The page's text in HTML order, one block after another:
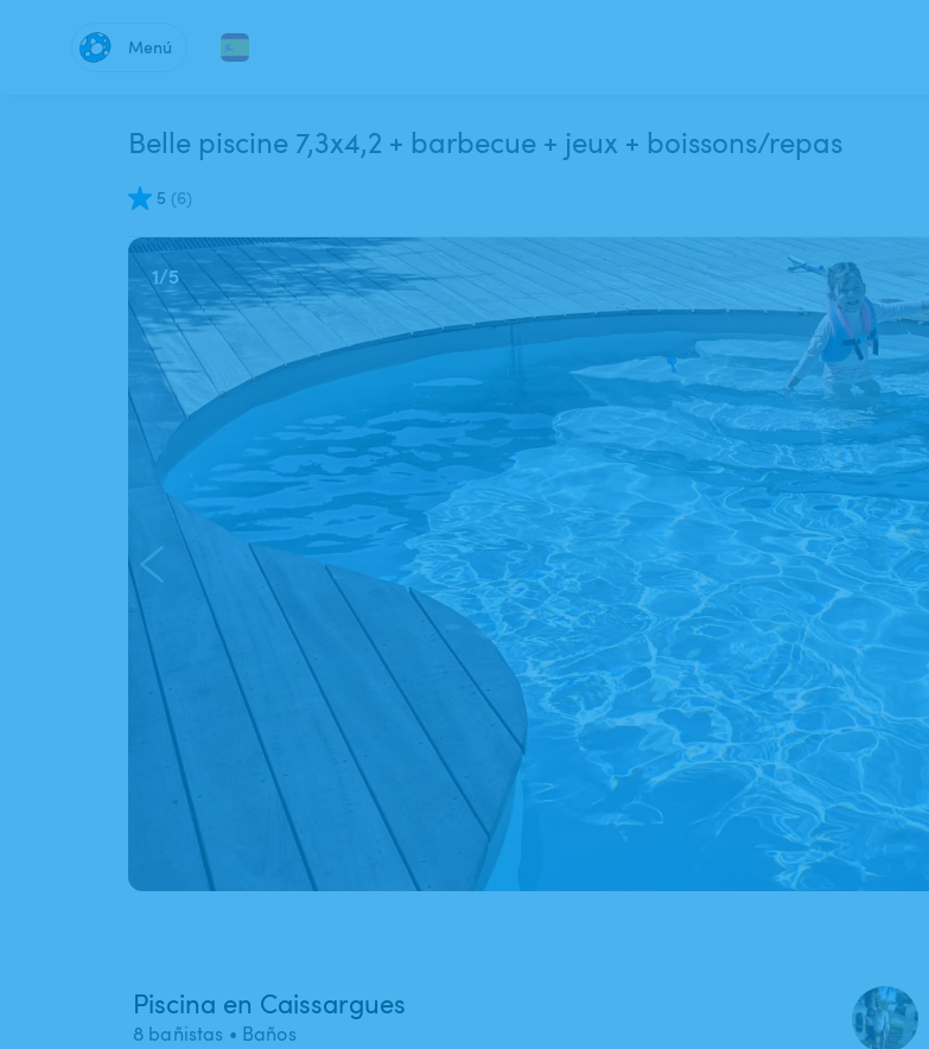
Menú
Belle piscine 7,3x4,2 + barbecue + jeux + boissons/repas
5 (6)
1/5
Piscina en Caissargues
8 bañistas • Baños